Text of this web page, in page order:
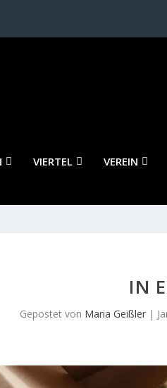
VIERTEL VEREIN
IN
Gepostet von Maria Geißler |